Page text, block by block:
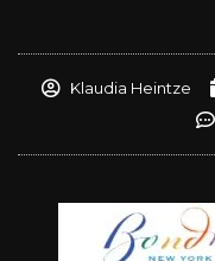
Klaudia Heintze